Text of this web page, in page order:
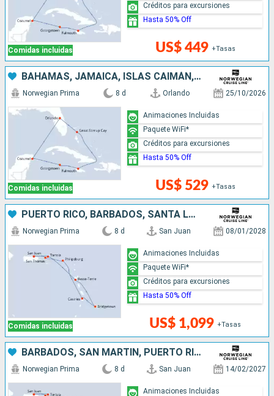
Comidas incluidas US$ 449 +Tasas
Créditos para excursiones
Hasta 50% Off
BAHAMAS, JAMAICA, ISLAS CAIMÁN, MÉXICO, ESTADOS UNIDOS
Comidas incluidas
Norwegian Prima 8 d Orlando 25/10/2026
US$ 529 +Tasas
Animaciones Incluidas
Paquete WiFi*
Créditos para excursiones
Hasta 50% Off
PUERTO RICO, BARBADOS, SANTA LUCIA, SAN MARTÍN
Comidas incluidas
Norwegian Prima 8 d San Juan 08/01/2028
US$ 1,099 +Tasas
Animaciones Incluidas
Paquete WiFi*
Créditos para excursiones
Hasta 50% Off
BARBADOS, SAN MARTÍN, PUERTO RICO
Norwegian Prima 8 d San Juan 14/02/2027
Animaciones Incluidas